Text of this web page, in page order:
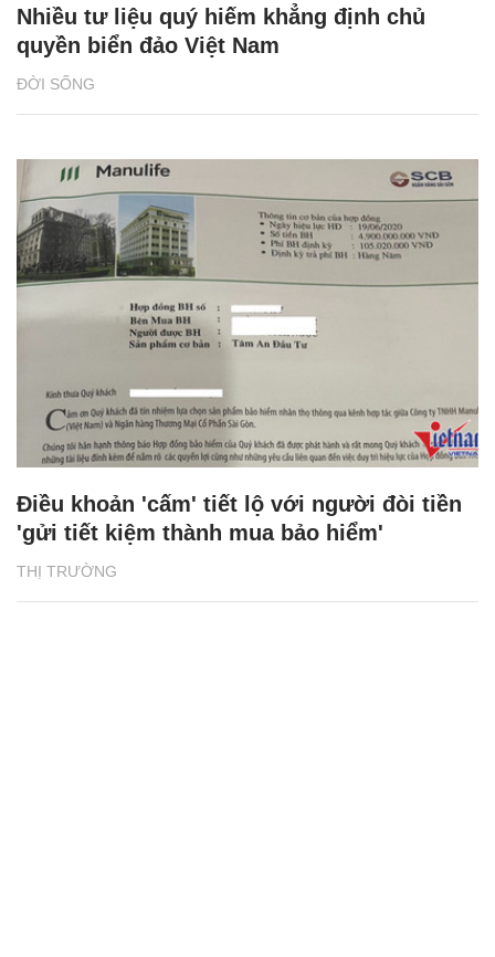
ĐỜI SỐNG
Nhiều tư liệu quý hiếm khẳng định chủ
quyền biển đảo Việt Nam
THỊ TRƯỜNG
Điều khoản 'cấm' tiết lộ với người đòi tiền
'gửi tiết kiệm thành mua bảo hiểm'